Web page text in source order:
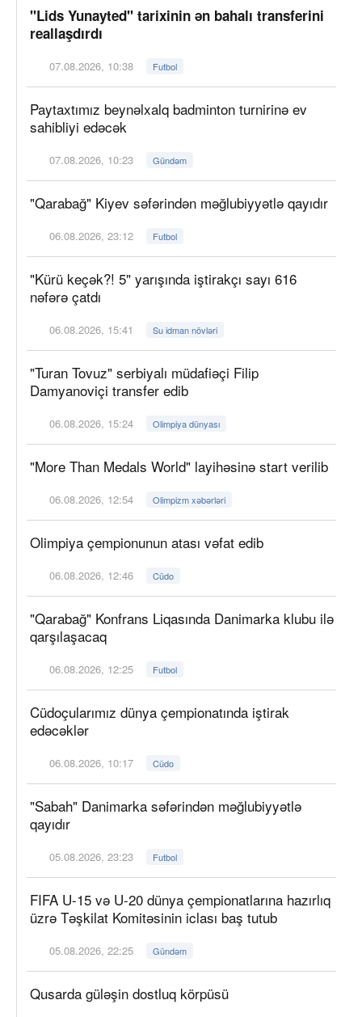
"Lids Yunayted" tarixinin ən bahalı transferini
reallaşdırdı
07.08.2026, 10:38 Futbol
Paytaxtımız beynəlxalq badminton turnirinə ev
sahibliyi edəcək
07.08.2026, 10:23 Gündəm
"Qarabağ" Kiyev səfərindən məğlubiyyətlə qayıdır
06.08.2026, 23:12 Futbol
"Kürü keçək?! 5" yarışında iştirakçı sayı 616
nəfərə çatdı
06.08.2026, 15:41 Su idman növləri
"Turan Tovuz" serbiyalı müdafiəçi Filip
Damyanoviçi transfer edib
06.08.2026, 15:24 Olimpiya dünyası
"More Than Medals World" layihəsinə start verilib
06.08.2026, 12:54 Olimpizm xəbərləri
Olimpiya çempionunun atası vəfat edib
06.08.2026, 12:46 Cüdo
"Qarabağ" Konfrans Liqasında Danimarka klubu ilə
qarşılaşacaq
06.08.2026, 12:25 Futbol
Cüdoçularımız dünya çempionatında iştirak
edəcəklər
06.08.2026, 10:17 Cüdo
"Sabah" Danimarka səfərindən məğlubiyyətlə
qayıdır
05.08.2026, 23:23 Futbol
FIFA U-15 və U-20 dünya çempionatlarına hazırlıq
üzrə Təşkilat Komitəsinin iclası baş tutub
05.08.2026, 22:25 Gündəm
Qusarda güləşin dostluq körpüsü